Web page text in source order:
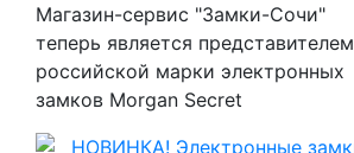
Магазин-сервис "Замки-Сочи"
теперь является представителем
российской марки электронных
замков Morgan Secret